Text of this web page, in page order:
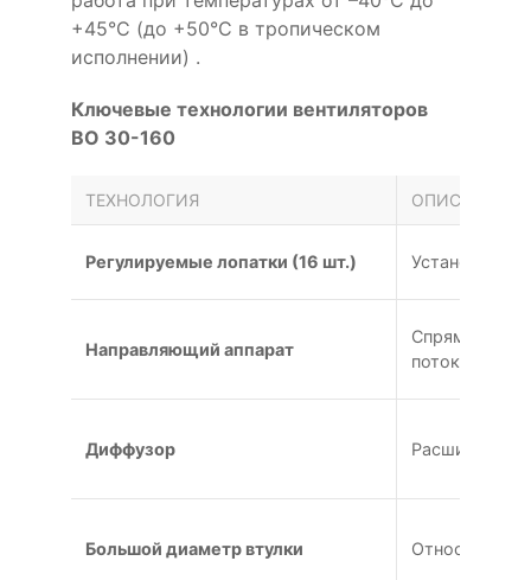
+45°С (до +50°С в тропическом
исполнении) .
Ключевые технологии вентиляторов
ВО 30-160
ТЕХНОЛОГИЯ ОПИСАНИЕ
Регулируемые лопатки (16 шт.) Установка
Направляющий аппарат
поток
Диффузор
Большой диаметр втулки